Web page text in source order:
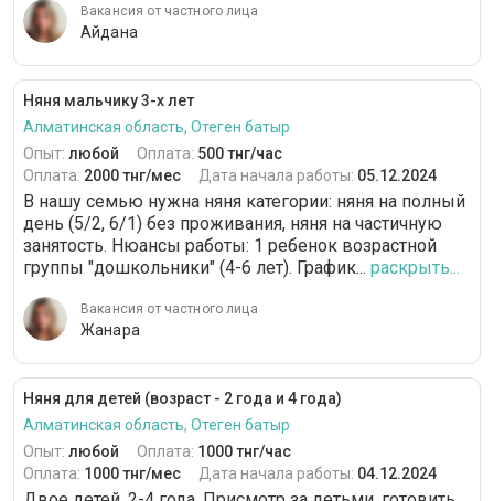
Вакансия от частного лица
Айдана
Няня мальчику 3-х лет
Алматинская область, Отеген батыр
Опыт: любой Оплата: 500 тнг/час
Оплата: 2000 тнг/мес Дата начала работы: 05.12.2024
В нашу семью нужна няня категории: няня на полный
день (5/2, 6/1) без проживания, няня на частичную
занятость. Нюансы работы: 1 ребенок возрастной
группы "дошкольники" (4-6 лет). График... раскрыть...
Вакансия от частного лица
Жанара
Няня для детей (возраст - 2 года и 4 года)
Алматинская область, Отеген батыр
Опыт: любой Оплата: 1000 тнг/час
Оплата: 1000 тнг/мес Дата начала работы: 04.12.2024